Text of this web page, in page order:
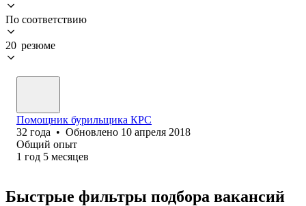
По соответствию
20 резюме
Помощник бурильщика КРС
32 года • Обновлено 10 апреля 2018
Общий опыт
1 год 5 месяцев
Быстрые фильтры подбора вакансий